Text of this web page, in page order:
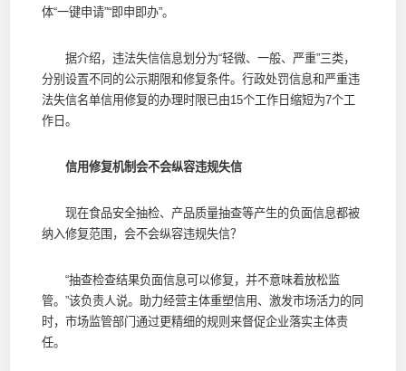
体“一键申请”“即申即办”。
据介绍，违法失信信息划分为“轻微、一般、严重”三类，
分别设置不同的公示期限和修复条件。行政处罚信息和严重违
法失信名单信用修复的办理时限已由15个工作日缩短为7个工
作日。
信用修复机制会不会纵容违规失信
现在食品安全抽检、产品质量抽查等产生的负面信息都被
纳入修复范围，会不会纵容违规失信？
“抽查检查结果负面信息可以修复，并不意味着放松监
管。”该负责人说。助力经营主体重塑信用、激发市场活力的同
时，市场监管部门通过更精细的规则来督促企业落实主体责
任。